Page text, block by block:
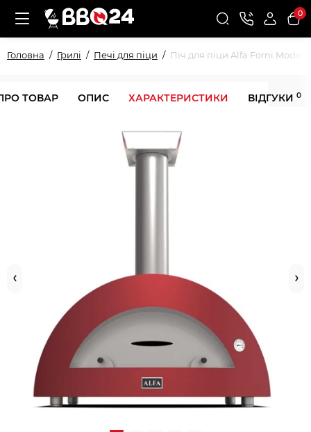
0
Головна Грилі Печі для піци Піч для піци Alfa Forni
ТОВАР ОПИС ХАРАКТЕРИСТИКИ ВІДГУКИ 0